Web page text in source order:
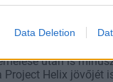
Data Deletion
után is
Helix jövőjét